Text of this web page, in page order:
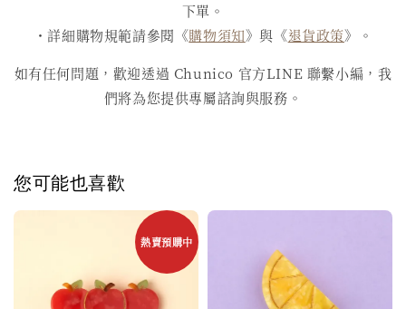
下單。
・詳細購物規範請參閱《購物須知》與《退貨政策》。
如有任何問題，歡迎透過 Chunico 官方LINE 聯繫小編，我
們將為您提供專屬諮詢與服務。
您可能也喜歡
熱賣預購中